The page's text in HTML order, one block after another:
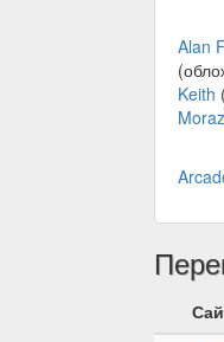
Alan
Keith